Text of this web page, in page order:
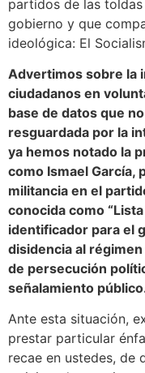
partidos de las
gobierno y que
ideológica: El
Advertimos sobre la
ciudadanos en
base de datos que
resguardada por la
ya hemos notado la
como Ismael García,
militancia en el
conocida como
identificador para el
disidencia al
de persecución
señalamiento
Ante esta situación,
prestar particular
recae en ustedes, de